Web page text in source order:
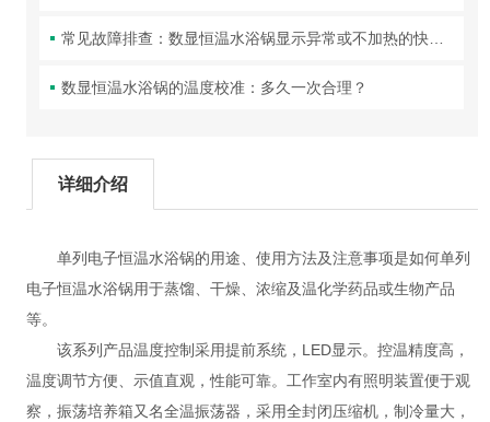
常见故障排查：数显恒温水浴锅显示异常或不加热的快速修复
数显恒温水浴锅的温度校准：多久一次合理？
详细介绍
单列电子恒温水浴锅的用途、使用方法及注意事项是如何单列
电子恒温水浴锅用于蒸馏、干燥、浓缩及温化学药品或生物产品
等。
该系列产品温度控制采用提前系统，LED显示。控温精度高，
温度调节方便、示值直观，性能可靠。工作室内有照明装置便于观
察，振荡培养箱又名全温振荡器，采用全封闭压缩机，制冷量大，